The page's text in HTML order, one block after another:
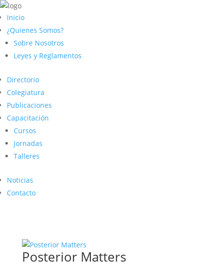
Inicio
¿Quienes Somos?
Sobre Nosotros
Leyes y Reglamentos
Directorio
Colegiatura
Publicaciones
Capacitación
Cursos
Jornadas
Talleres
Noticias
Contacto
Posterior Matters